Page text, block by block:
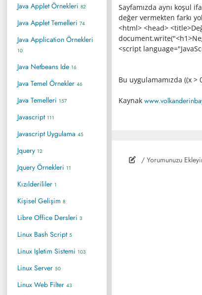
Java Applet Örnekleri 82
Java Applet Temelleri 74
Java Application Örnekleri
10
Java Netbeans Ide 16
Java Temel Örnekler 46
Java Temelleri 157
Javascript 111
Javascript Uygulama 45
Jquery 12
Jquery Örnekleri 11
Kızılderililer 1
Kişisel Gelişim 8
Libre Office Dersleri 3
Linux Bash Script 5
Linux Işletim Sistemi 103
Linux Server 50
Linux Web Filter 43
Sayfamızda aynı koşul
değer vermekten farkı
<html> <head>
<script
Bu uygulamamızda ((x
Kaynak
/ Yorumunuzu